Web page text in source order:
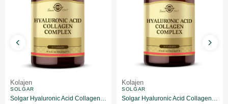
Kolajen
SOLGAR
Solgar Hyaluronic Acid Collagen Complex 30 Tablet
Kolajen
SOLGAR
Solgar Hyaluronic Acid Collagen Complex 30 Tablet 2 Adet